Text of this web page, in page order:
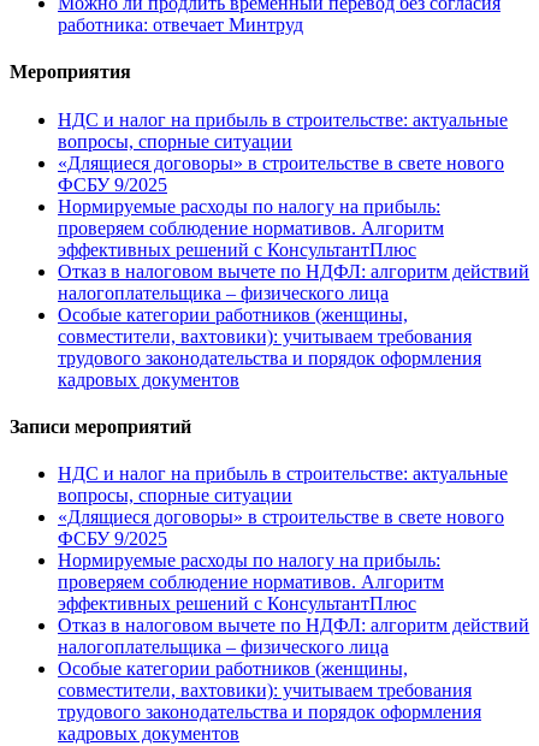
работника: отвечает Минтруд
Мероприятия
НДС и налог на прибыль в строительстве: актуальные
вопросы, спорные ситуации
«Длящиеся договоры» в строительстве в свете нового
ФСБУ 9/2025
Нормируемые расходы по налогу на прибыль:
проверяем соблюдение нормативов. Алгоритм
эффективных решений с КонсультантПлюс
Отказ в налоговом вычете по НДФЛ: алгоритм действий
налогоплательщика – физического лица
Особые категории работников (женщины,
совместители, вахтовики): учитываем требования
трудового законодательства и порядок оформления
кадровых документов
Записи мероприятий
НДС и налог на прибыль в строительстве: актуальные
вопросы, спорные ситуации
«Длящиеся договоры» в строительстве в свете нового
ФСБУ 9/2025
Нормируемые расходы по налогу на прибыль:
проверяем соблюдение нормативов. Алгоритм
эффективных решений с КонсультантПлюс
Отказ в налоговом вычете по НДФЛ: алгоритм действий
налогоплательщика – физического лица
Особые категории работников (женщины,
совместители, вахтовики): учитываем требования
трудового законодательства и порядок оформления
кадровых документов